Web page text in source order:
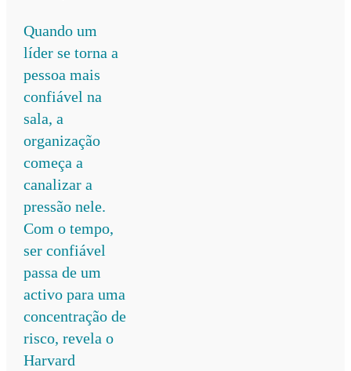
Quando um
líder se torna a
pessoa mais
confiável na
sala, a
organização
começa a
canalizar a
pressão nele.
Com o tempo,
ser confiável
passa de um
activo para uma
concentração de
risco, revela o
Harvard